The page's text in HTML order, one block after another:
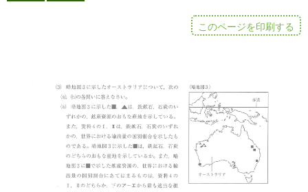
このページを印刷する